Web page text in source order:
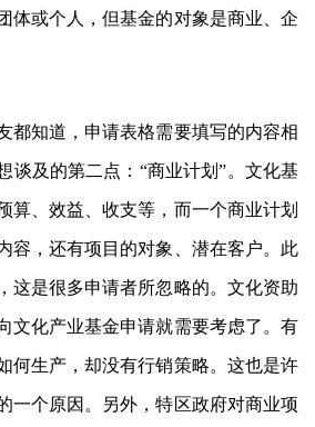
体或个人，但基金的对象是商业、企
都知道，申请表格需要填写的内容相
谈及的第二点：“商业计划”。文化基
算、效益、收支等，而一个商业计划
容，还有项目的对象、潜在客户。此
这是很多申请者所忽略的。文化资助
文化产业基金申请就需要考虑了。有
何生产，却没有行销策略。这也是许
一个原因。另外，特区政府对商业项